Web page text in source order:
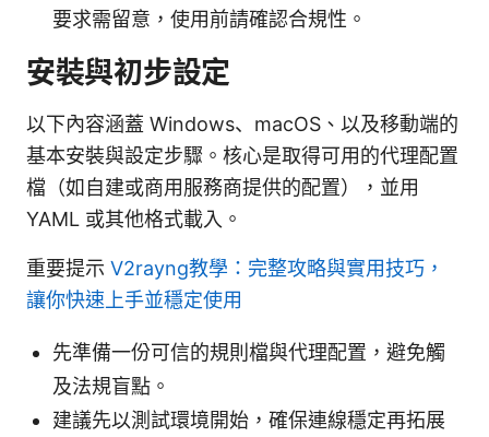
要求需留意，使用前請確認合規性。
安裝與初步設定
以下內容涵蓋 Windows、macOS、以及移動端的
基本安裝與設定步驟。核心是取得可用的代理配置
檔（如自建或商用服務商提供的配置），並用
YAML 或其他格式載入。
重要提示 V2rayng教學：完整攻略與實用技巧，
讓你快速上手並穩定使用
先準備一份可信的規則檔與代理配置，避免觸
及法規盲點。
建議先以測試環境開始，確保連線穩定再拓展